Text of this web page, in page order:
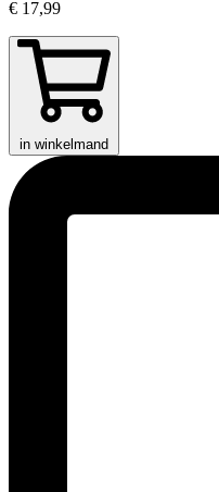
€ 17,99
in winkelmand